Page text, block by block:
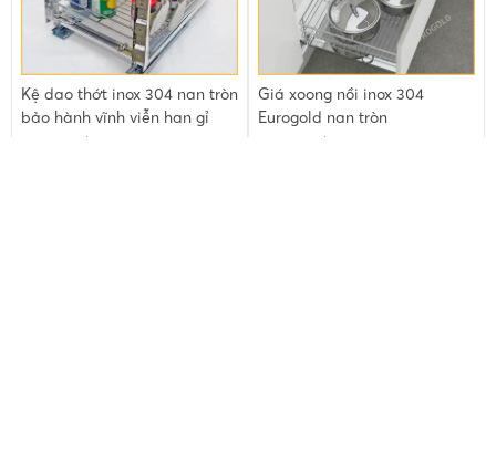
Kệ dao thớt inox 304 nan tròn
bảo hành vĩnh viễn han gỉ
1.864.000 đ
Giá xoong nồi inox 304
Eurogold nan tròn
1.988.000 đ